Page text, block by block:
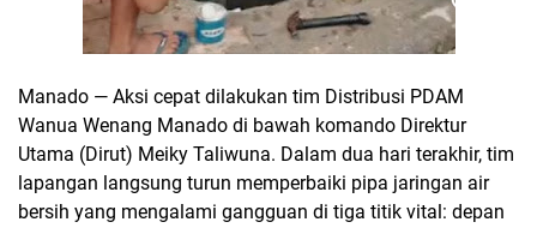
Manado — Aksi cepat dilakukan tim Distribusi PDAM
Wanua Wenang Manado di bawah komando Direktur
Utama (Dirut) Meiky Taliwuna. Dalam dua hari terakhir, tim
lapangan langsung turun memperbaiki pipa jaringan air
bersih yang mengalami gangguan di tiga titik vital: depan